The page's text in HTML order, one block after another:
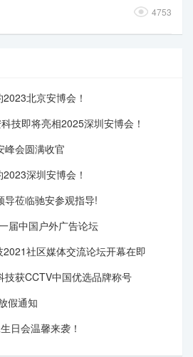
4753
北京安博会！
技即将亮相2025深圳安博会！
峰会圆满收官
深圳安博会！
导莅临驰安参观指导!
届中国户外广告论坛
2021社区媒体交流论坛开幕在即
技获CCTV中国优选品牌称号
假通知
日会温馨来袭！